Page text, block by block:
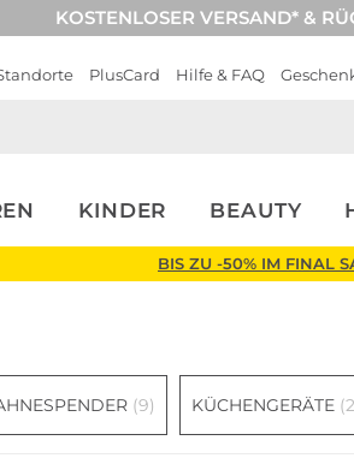
KOSTENLOSER VERSAND* &
PlusCard Hilfe & FAQ
KINDER BEAUTY
BIS ZU -50% IM FINAL
(9) KÜCHENGERÄTE